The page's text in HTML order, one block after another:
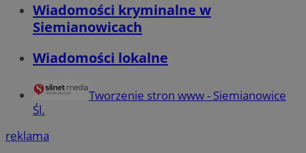
Wiadomości kryminalne w
Siemianowicach
Wiadomości lokalne
Tworzenie stron www - Siemianowice
Śl.
reklama